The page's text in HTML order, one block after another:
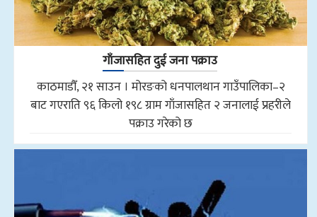
गाँजासहित दुई जना पक्राउ
काठमाडौँ, २१ साउन । मोरङको धनपालथान गाउँपालिका–२
बाट गएराति ९६ किलो १९८ ग्राम गाँजासहित २ जनालाई प्रहरीले
पक्राउ गरेको छ